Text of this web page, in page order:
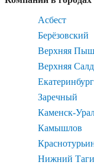
Асбест
Берёзовский
Верхняя
Верхняя
Екатеринбург
Заречный
Каменск-
Камышлов
Нижний